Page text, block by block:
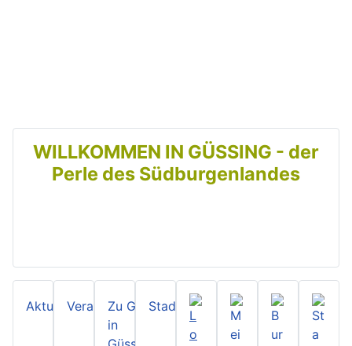
WILLKOMMEN IN GÜSSING - der
Perle des Südburgenlandes
AktuellesVeranstaltungen
Zu Gast
in
Stadtzeitung